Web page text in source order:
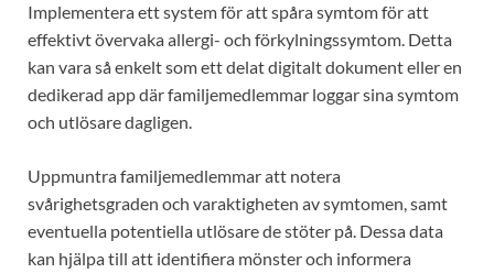
Implementera ett system för att spåra symtom för att
effektivt övervaka allergi- och förkylningssymtom. Detta
kan vara så enkelt som ett delat digitalt dokument eller en
dedikerad app där familjemedlemmar loggar sina symtom
och utlösare dagligen.
Uppmuntra familjemedlemmar att notera
svårighetsgraden och varaktigheten av symtomen, samt
eventuella potentiella utlösare de stöter på. Dessa data
kan hjälpa till att identifiera mönster och informera